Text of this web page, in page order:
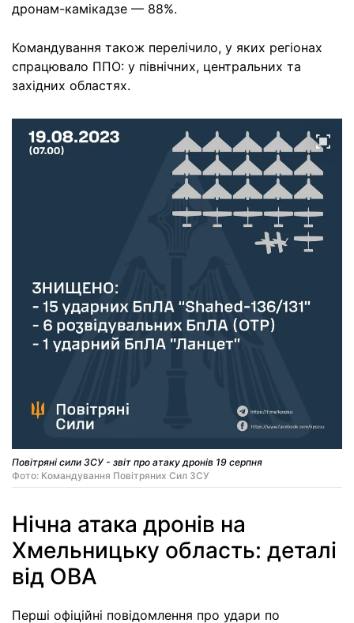
дронам-камікадзе — 88%.
Командування також перелічило, у яких регіонах
спрацювало ППО: у північних, центральних та
західних областях.
Повітряні сили ЗСУ - звіт про атаку дронів 19 серпня
Фото: Командування Повітряних Сил ЗСУ
Нічна атака дронів на
Хмельницьку область: деталі
від ОВА
Перші офіційні повідомлення про удари по